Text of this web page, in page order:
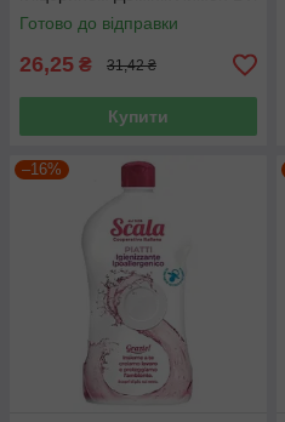
Готово до відправки
26,25 ₴ 31,42 ₴
Купити
–16%